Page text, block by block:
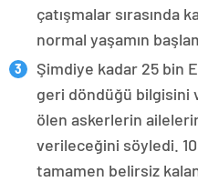
çatışmalar sırasında
normal yaşamın
Şimdiye kadar 25 bin
geri döndüğü bilgisini
ölen askerlerin
verileceğini söyledi.
tamamen belirsiz